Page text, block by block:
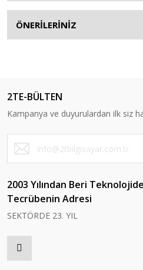
ÖNERİLERİNİZ
2TE-BÜLTEN
Kampanya ve duyurulardan ilk siz
2003 Yılından Beri
Tecrübenin Adresi
SEKTÖRDE 23. YIL